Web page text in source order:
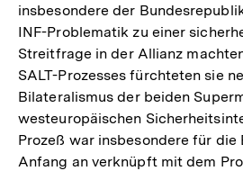
insbesondere der
INF-Problematik zu einer
Streitfrage in der Allianz
SALT-Prozesses fürchteten sie
Bilateralismus der beiden
westeuropäischen
Prozeß war insbesondere für die
Anfang an verknüpft mit dem